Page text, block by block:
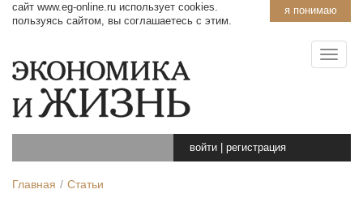
я понимаю
сайт www.eg-online.ru использует cookies.
пользуясь сайтом, вы соглашаетесь с этим.
войти регистрация
Главная Статьи